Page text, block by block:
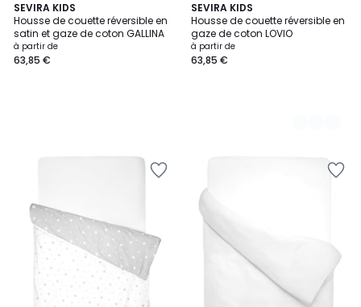
SEVIRA KIDS
Housse de couette réversible en
satin et gaze de coton GALLINA
à partir de
63,85 €
SEVIRA KIDS
Housse de couette réversible en
gaze de coton LOVIO
à partir de
63,85 €
2
Couleurs